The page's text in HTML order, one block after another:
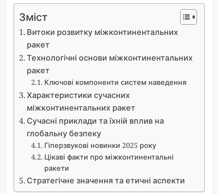
Зміст
Витоки розвитку міжконтинентальних
ракет
Технологічні основи міжконтинентальних
ракет
Ключові компоненти систем наведення
Характеристики сучасних
міжконтинентальних ракет
Сучасні приклади та їхній вплив на
глобальну безпеку
Гіперзвукові новинки 2025 року
Цікаві факти про міжконтинентальні
ракети
Стратегічне значення та етичні аспекти